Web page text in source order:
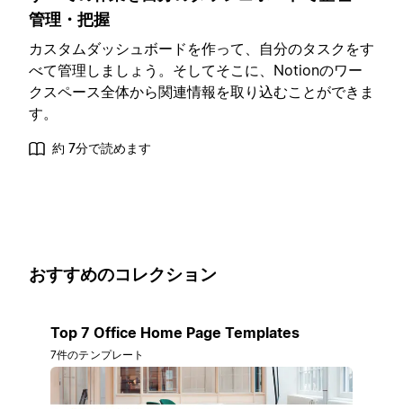
管理・把握
カスタムダッシュボードを作って、自分のタスクをす
べて管理しましょう。そしてそこに、Notionのワー
クスペース全体から関連情報を取り込むことができま
す。
約 7分で読めます
おすすめのコレクション
Top 7 Office Home Page Templates
7件のテンプレート